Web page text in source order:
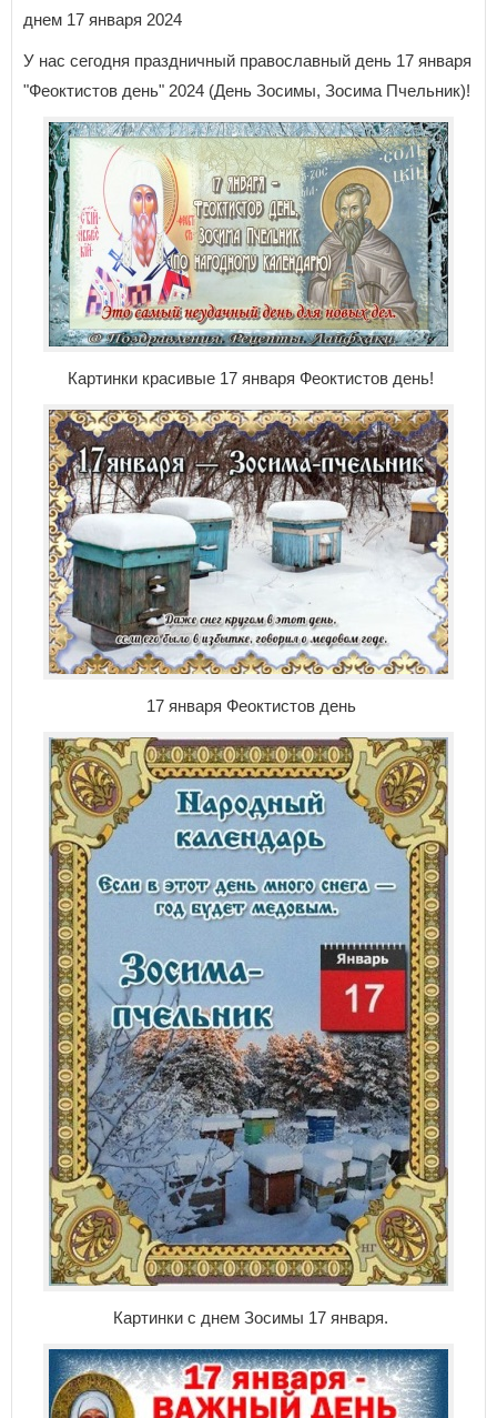
днем 17 января 2024
У нас сегодня праздничный православный день 17 января
"Феоктистов день" 2024 (День Зосимы, Зосима Пчельник)!
Картинки красивые 17 января Феоктистов день!
17 января Феоктистов день
Картинки с днем Зосимы 17 января.